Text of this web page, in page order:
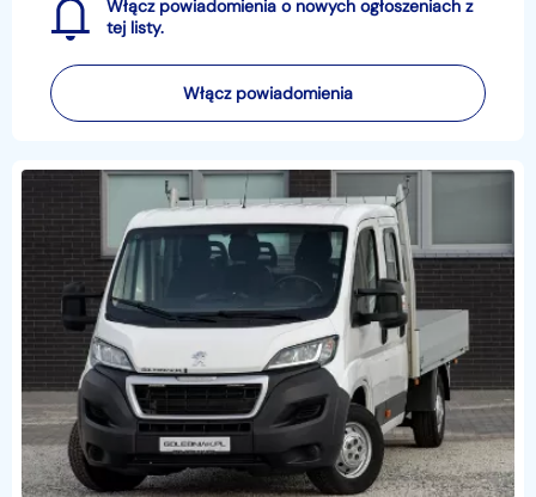
Włącz powiadomienia o nowych ogłoszeniach z
tej listy.
Włącz powiadomienia